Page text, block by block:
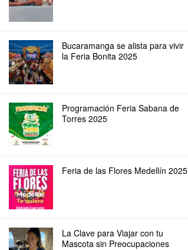
Bucaramanga se alista para vivir
la Feria Bonita 2025
Programación Feria Sabana de
Torres 2025
Feria de las Flores Medellín 2025
La Clave para Viajar con tu
Mascota sin Preocupaciones